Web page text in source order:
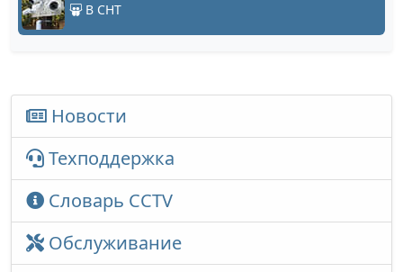
В СНТ
Новости
Техподдержка
Словарь CCTV
Обслуживание